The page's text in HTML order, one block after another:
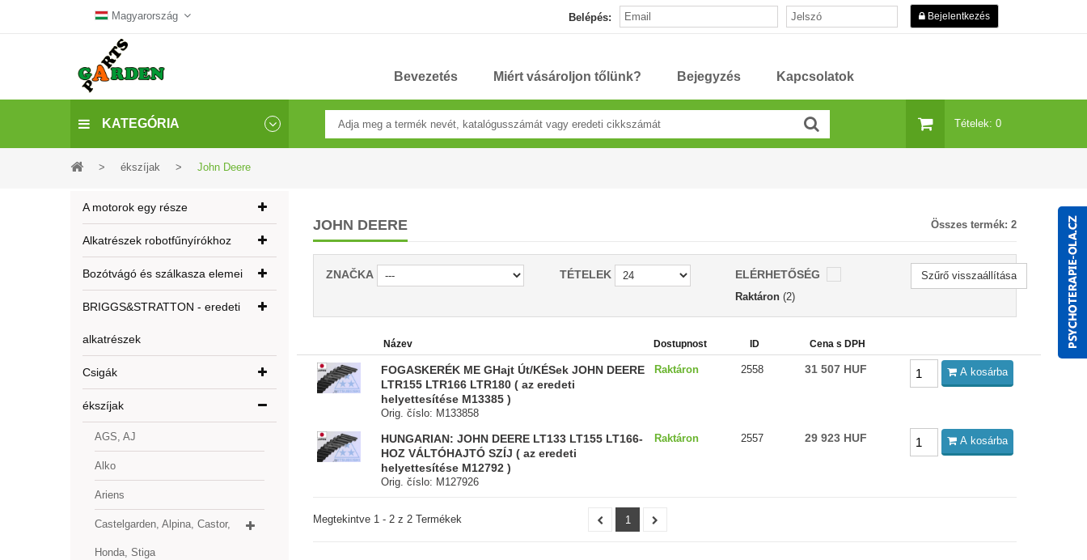
Magyarország Belépés: Bejelentkezés
Bevezetés Miért vásároljon tőlünk? Bejegyzés Kapcsolatok
KATEGÓRIA Tételek: 0
> ékszíjak > John Deere
A motorok egy része
Alkatrészek robotfűnyírókhoz
Bozótvágó és szálkasza elemei
BRIGGS&STRATTON - eredeti
alkatrészek
Csigák
ékszíjak
AGS, AJ
Alko
Ariens
Castelgarden, Alpina, Castor,
Honda, Stiga
JOHN DEERE Összes termék: 2
ZNAČKA TÉTELEK ELÉRHETŐSÉG
Raktáron (2)
Szűrő visszaállítása
Název Dostupnost ID Cena s DPH
FOGASKERÉK ME GHajt Út/KÉSek JOHN DEERE
LTR155 LTR166 LTR180 ( az eredeti
helyettesítése M13385 )
Orig. číslo: M133858
Raktáron 2558 31 507 HUF A kosárba
HUNGARIAN: JOHN DEERE LT133 LT155 LT166-
HOZ VÁLTÓHAJTÓ SZÍJ ( az eredeti
helyettesítése M12792 )
Orig. číslo: M127926
Raktáron 2557 29 923 HUF A kosárba
1
Megtekintve 1 - 2 z 2 Termékek